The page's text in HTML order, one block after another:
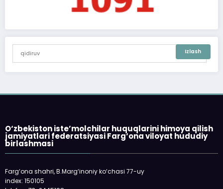
O‘zbekiston iste’molchilar huquqlarini himoya qilish
jamiyatlari federatsiyasi Farg‘ona viloyat hududiy
birlashmasi
Farg‘ona shahri, B.Marg‘inoniy ko‘chasi 77-uy
index: 150105